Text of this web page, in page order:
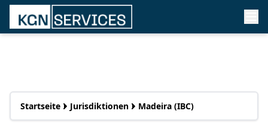
Startseite Jurisdiktionen Madeira (IBC)